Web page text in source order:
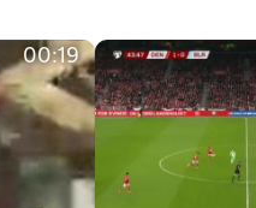
00:19